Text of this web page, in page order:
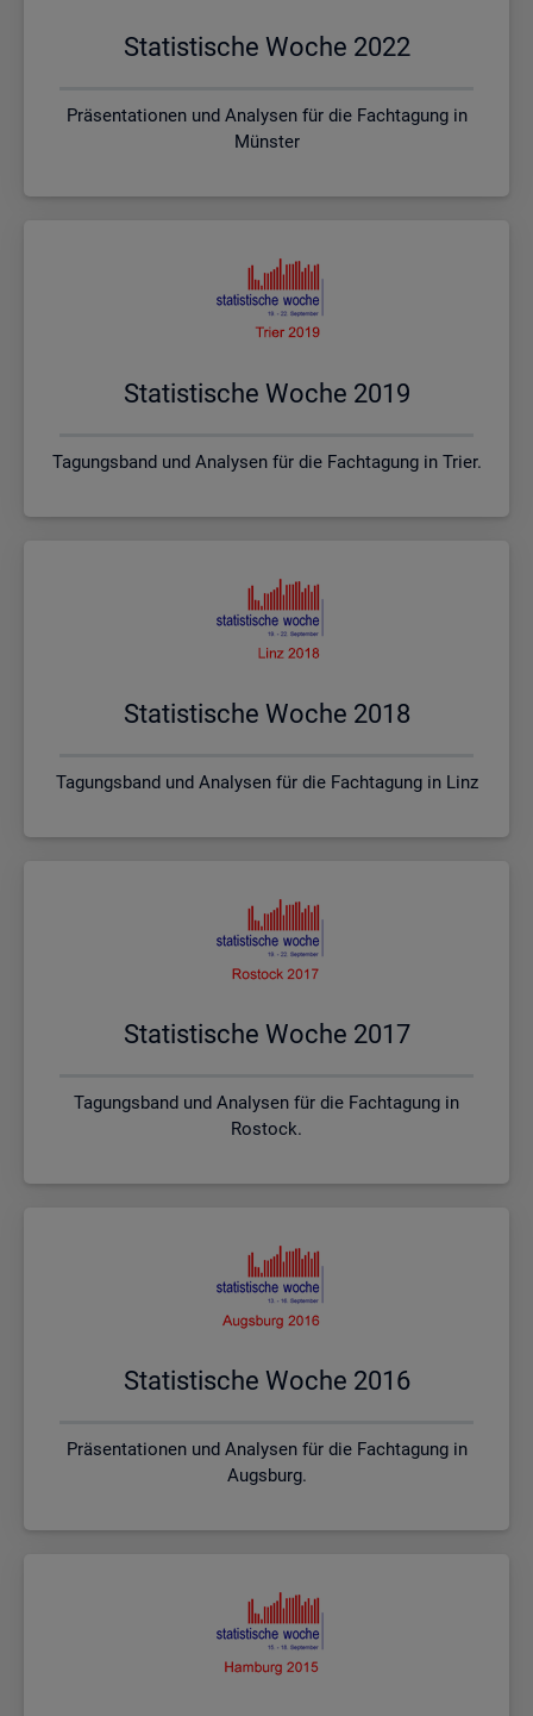
Sta­tis­ti­sche Woche 2022
Präsentationen und Analysen für die Fachtagung in
Münster
Sta­tis­ti­sche Woche 2019
Tagungsband und Analysen für die Fachtagung in Trier.
Sta­tis­ti­sche Woche 2018
Tagungsband und Analysen für die Fachtagung in Linz
Sta­tis­ti­sche Woche 2017
Tagungsband und Analysen für die Fachtagung in
Rostock.
Sta­tis­ti­sche Woche 2016
Präsentationen und Analysen für die Fachtagung in
Augsburg.